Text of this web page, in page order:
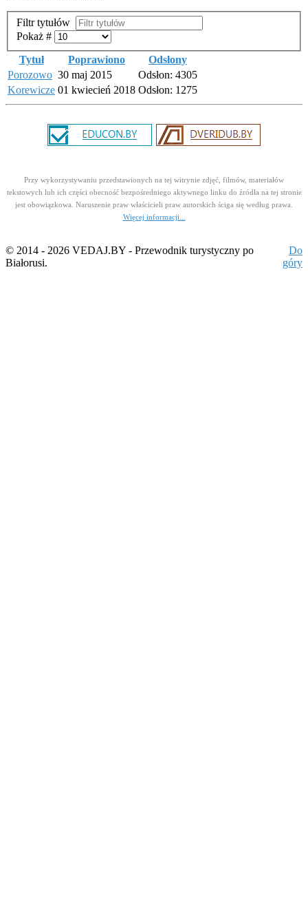
Filtr tytułów
Pokaż #
Tytuł
Poprawiono
Odsłony
Porozowo 30 maj 2015
Odsłon: 4305
Korewicze 01 kwiecień 2018 Odsłon: 1275
Przy wykorzystywaniu przedstawionych na tej witrynie zdjęć, filmów, materiałów
tekstowych lub ich części obecność bezpośredniego aktywnego linku do źródła na tej stronie
jest obowiązkowa. Naruszenie praw właścicieli praw autorskich ściga się według prawa.
Więcej informacji...
© 2014 - 2026 VEDAJ.BY - Przewodnik turystyczny po
Białorusi.
Do
góry